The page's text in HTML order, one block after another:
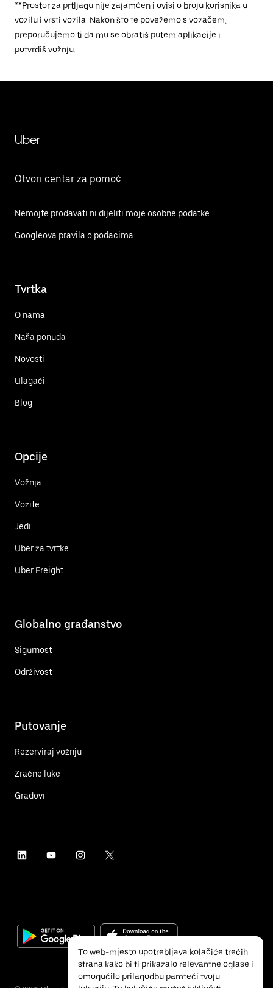
**Prostor za prtljagu nije zajamčen i ovisi o broju korisnika u
vozilu i vrsti vozila. Nakon što te povežemo s vozačem,
preporučujemo ti da mu se obratiš putem aplikacije i
potvrdiš vožnju.
Uber
Otvori centar za pomoć
Nemojte prodavati ni dijeliti moje osobne podatke
Googleova pravila o podacima
Tvrtka
O nama
Naša ponuda
Novosti
Ulagači
Blog
Opcije
Vožnja
Vozite
Jedi
Uber za tvrtke
Uber Freight
Globalno građanstvo
Sigurnost
Održivost
Putovanje
Rezerviraj vožnju
Zračne luke
Gradovi
To web-mjesto upotrebljava kolačiće trećih
strana kako bi ti prikazalo relevantne oglase i
omogućilo prilagodbu pamteći tvoju